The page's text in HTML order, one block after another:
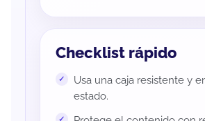
Checklist rápido
Usa una caja resistente y
estado.